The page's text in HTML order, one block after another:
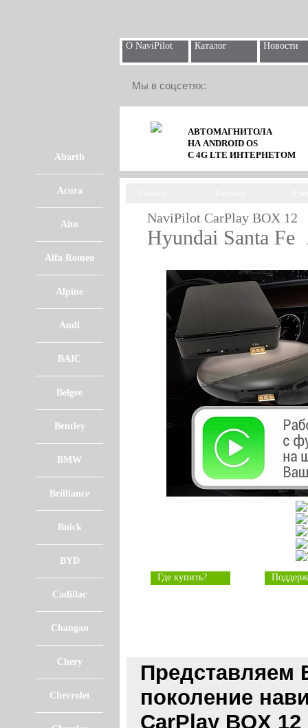
О NaviPilot Каталог Новости
Мы в соцсетях:
Abarth
Acura
Aito
Alfa Romeo
Alpine
Audi
BAIC
Belgee
Bentley
BMW
Brilliance
Buick
BYD
Cadillac
Changan
Chery
Chevrolet
АВТОМАГНИТОЛА
НА ANDROID OS
С 4G LTE ИНТЕРНЕТОМ
NaviPilot CarPlay BOX 12
Hyundai Santa Fe
Где купить?
поколение
CarPlay BOX